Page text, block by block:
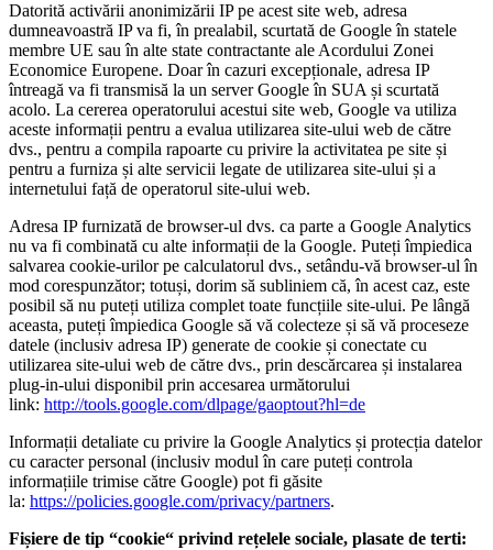
Datorită activării anonimizării IP pe acest site web, adresa
dumneavoastră IP va fi, în prealabil, scurtată de Google în statele
membre UE sau în alte state contractante ale Acordului Zonei
Economice Europene. Doar în cazuri excepționale, adresa IP
întreagă va fi transmisă la un server Google în SUA și scurtată
acolo. La cererea operatorului acestui site web, Google va utiliza
aceste informații pentru a evalua utilizarea site-ului web de către
dvs., pentru a compila rapoarte cu privire la activitatea pe site și
pentru a furniza și alte servicii legate de utilizarea site-ului și a
internetului față de operatorul site-ului web.
Adresa IP furnizată de browser-ul dvs. ca parte a Google Analytics
nu va fi combinată cu alte informații de la Google. Puteți împiedica
salvarea cookie-urilor pe calculatorul dvs., setându-vă browser-ul în
mod corespunzător; totuși, dorim să subliniem că, în acest caz, este
posibil să nu puteți utiliza complet toate funcțiile site-ului. Pe lângă
aceasta, puteți împiedica Google să vă colecteze și să vă proceseze
datele (inclusiv adresa IP) generate de cookie și conectate cu
utilizarea site-ului web de către dvs., prin descărcarea și instalarea
plug-in-ului disponibil prin accesarea următorului
link: http://tools.google.com/dlpage/gaoptout?hl=de
Informații detaliate cu privire la Google Analytics și protecția datelor
cu caracter personal (inclusiv modul în care puteți controla
informațiile trimise către Google) pot fi găsite
la: https://policies.google.com/privacy/partners.
Fișiere de tip “cookie“ privind rețelele sociale, plasate de terti: